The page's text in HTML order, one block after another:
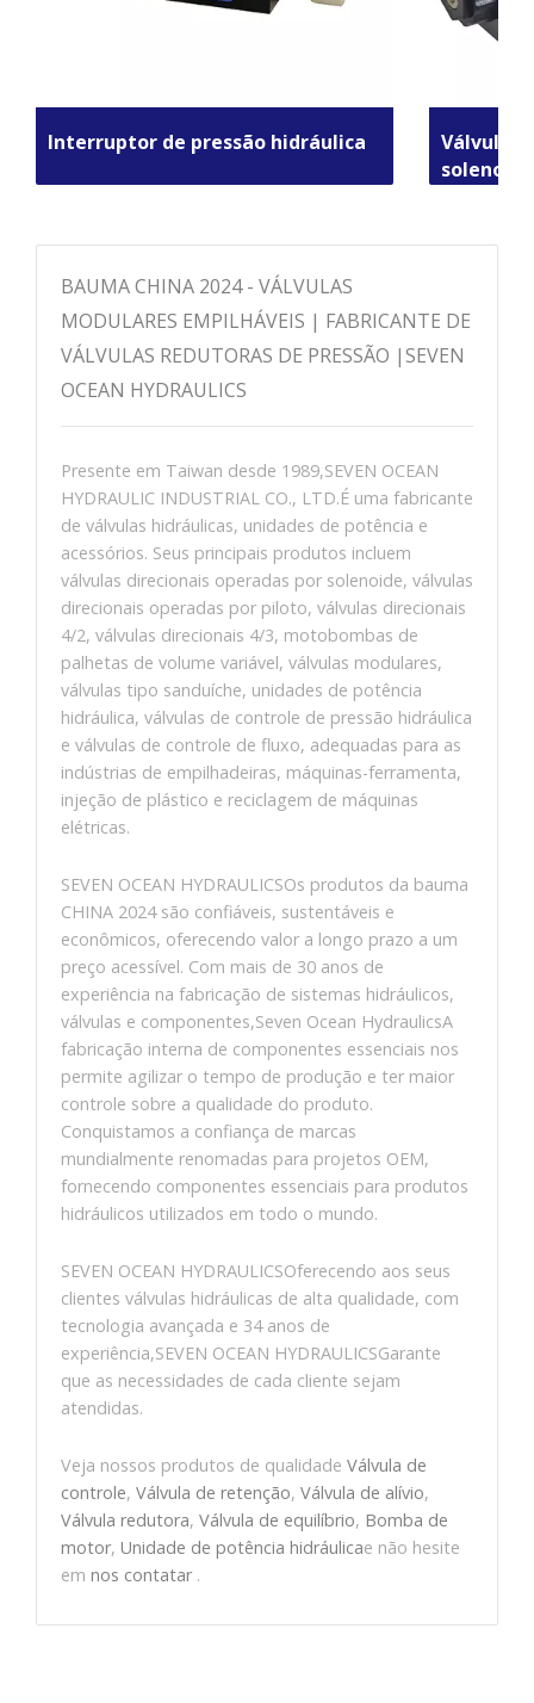
Interruptor de pressão hidráulica
Válvulas
BAUMA CHINA 2024 - VÁLVULAS
MODULARES EMPILHÁVEIS ​​| FABRICANTE DE
VÁLVULAS REDUTORAS DE PRESSÃO |SEVEN
OCEAN HYDRAULICS
Presente em Taiwan desde 1989,SEVEN OCEAN
HYDRAULIC INDUSTRIAL CO., LTD.É uma fabricante
de válvulas hidráulicas, unidades de potência e
acessórios. Seus principais produtos incluem
válvulas direcionais operadas por solenoide, válvulas
direcionais operadas por piloto, válvulas direcionais
4/2, válvulas direcionais 4/3, motobombas de
palhetas de volume variável, válvulas modulares,
válvulas tipo sanduíche, unidades de potência
hidráulica, válvulas de controle de pressão hidráulica
e válvulas de controle de fluxo, adequadas para as
indústrias de empilhadeiras, máquinas-ferramenta,
injeção de plástico e reciclagem de máquinas
elétricas.
SEVEN OCEAN HYDRAULICSOs produtos da bauma
CHINA 2024 são confiáveis, sustentáveis ​​e
econômicos, oferecendo valor a longo prazo a um
preço acessível. Com mais de 30 anos de
experiência na fabricação de sistemas hidráulicos,
válvulas e componentes,Seven Ocean HydraulicsA
fabricação interna de componentes essenciais nos
permite agilizar o tempo de produção e ter maior
controle sobre a qualidade do produto.
Conquistamos a confiança de marcas
mundialmente renomadas para projetos OEM,
fornecendo componentes essenciais para produtos
hidráulicos utilizados em todo o mundo.
SEVEN OCEAN HYDRAULICSOferecendo aos seus
clientes válvulas hidráulicas de alta qualidade, com
tecnologia avançada e 34 anos de
experiência,SEVEN OCEAN HYDRAULICSGarante
que as necessidades de cada cliente sejam
atendidas.
Veja nossos produtos de qualidade Válvula de
controle, Válvula de retenção, Válvula de alívio,
Válvula redutora, Válvula de equilíbrio, Bomba de
motor, Unidade de potência hidráulicae não hesite
em nos contatar.